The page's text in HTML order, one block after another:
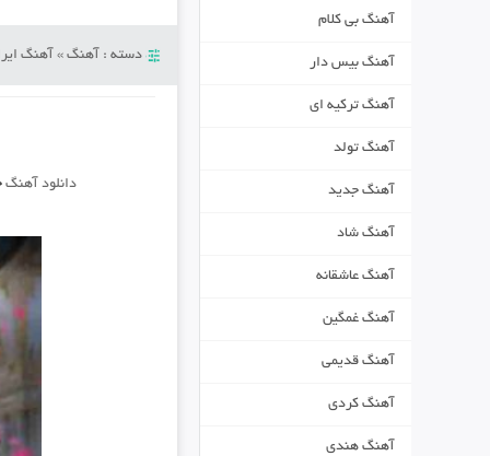
دسته : آهنگ» آهنگ
دانلود آهنگ
آهنگ بی کلام
آهنگ بیس دار
آهنگ ترکیه ای
آهنگ تولد
آهنگ جدید
آهنگ شاد
آهنگ عاشقانه
آهنگ غمگین
آهنگ قدیمی
آهنگ کردی
آهنگ هندی